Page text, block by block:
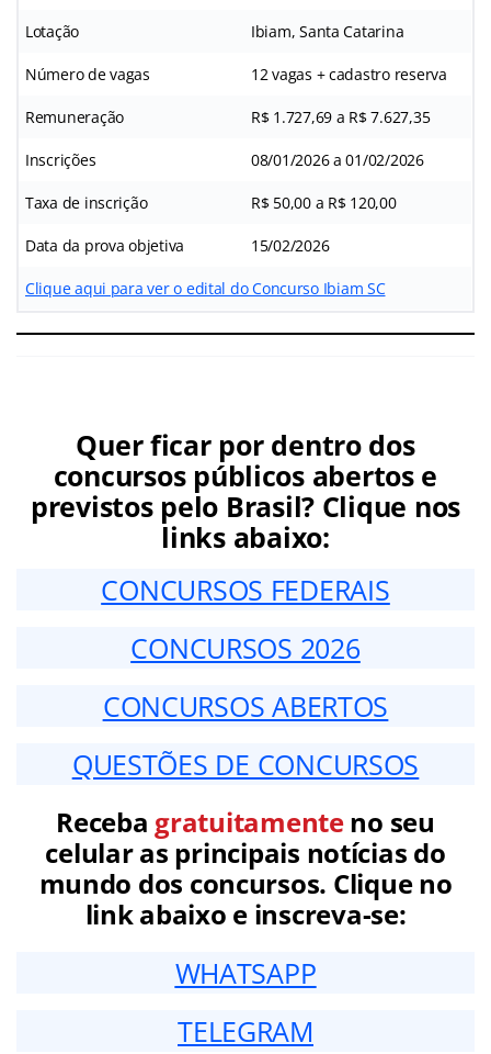
Lotação Ibiam, Santa Catarina
Número de vagas 12 vagas + cadastro reserva
Remuneração R$ 1.727,69 a R$ 7.627,35
Inscrições 08/01/2026 a 01/02/2026
Taxa de inscrição R$ 50,00 a R$ 120,00
Data da prova objetiva 15/02/2026
Clique aqui para ver o edital do Concurso Ibiam SC
Quer ficar por dentro dos
concursos públicos abertos e
previstos pelo Brasil? Clique nos
links abaixo:
CONCURSOS FEDERAIS
CONCURSOS 2026
CONCURSOS ABERTOS
QUESTÕES DE CONCURSOS
Receba gratuitamenteno seu
celular as principais notícias do
mundo dos concursos. Clique no
link abaixo e inscreva-se:
WHATSAPP
TELEGRAM